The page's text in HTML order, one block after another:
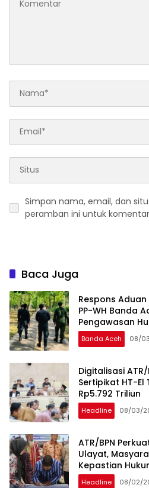
Simpan nama, email, dan
peramban ini untuk
Baca Juga
Respons
PP-WH Banda
Pengawasan
Banda Aceh 08/
Digitalisasi
Sertipikat HT-
Rp5.792 Triliun
Headline 08/03/
ATR/BPN
Ulayat,
Kepastian
Sertipikasi
Headline 08/02/